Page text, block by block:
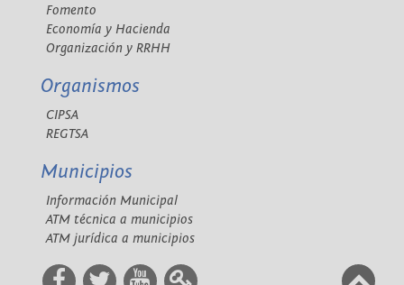
Fomento
Economía y Hacienda
Organización y RRHH
Organismos
CIPSA
REGTSA
Municipios
Información Municipal
ATM técnica a municipios
ATM jurídica a municipios